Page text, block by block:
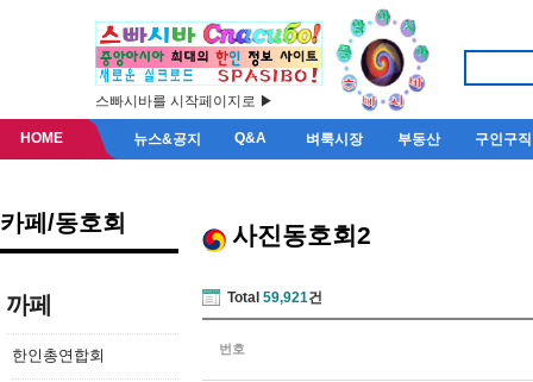
스빠시바를 시작페이지로 ▶
HOME 뉴스&공지 Q&A 벼룩시장 부동산 구인구직
카페/동호회
까페
한인총연합회
사진동호회2
Total 59,921건
번호